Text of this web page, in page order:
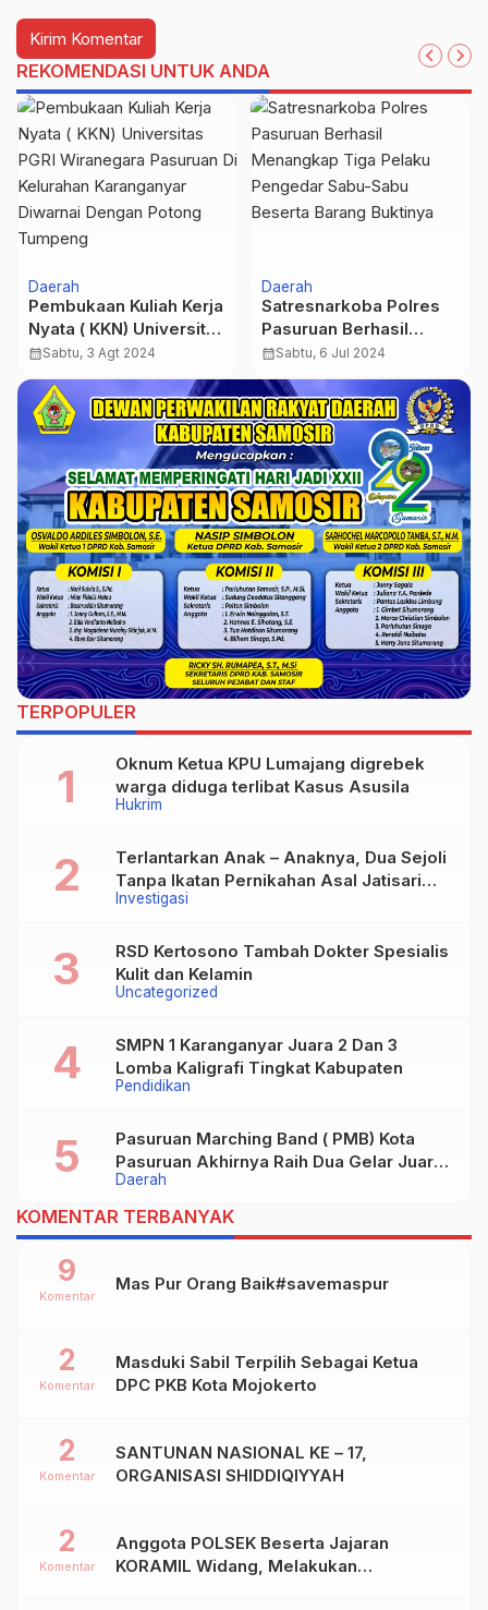
REKOMENDASI UNTUK ANDA
Daerah
Pembukaan Kuliah Kerja
Nyata ( KKN) Universitas
PGRI Wiranegara
Karanganyar Diwarnai
Dengan Potong
Tumpeng
calendar_monthSabtu, 3 Agt 2024
Daerah
Satresnarkoba Polres
Pasuruan Berhasil
Menangkap Tiga Pelaku
Beserta Barang
Buktinya
calendar_monthSabtu, 6 Jul 2024
TERPOPULER
Hukrim
Oknum Ketua KPU Lumajang digrebek
warga diduga terlibat Kasus Asusila
Investigasi
Terlantarkan Anak – Anaknya, Dua Sejoli
Tanpa Ikatan Pernikahan Asal Jatisari
Kecamatan Geger Madiun dan Maospati
Uncategorized
RSD Kertosono Tambah Dokter Spesialis
Kulit dan Kelamin
Pendidikan
SMPN 1 Karanganyar Juara 2 Dan 3
Lomba Kaligrafi Tingkat Kabupaten
Daerah
Pasuruan Marching Band ( PMB) Kota
Pasuruan Akhirnya Raih Dua Gelar Juara
Dalam Kejurprov Jatim 2024
KOMENTAR TERBANYAK
Mas Pur Orang Baik#savemaspur
9
Komentar
Masduki Sabil Terpilih Sebagai Ketua
DPC PKB Kota Mojokerto
2
Komentar
SANTUNAN NASIONAL KE – 17,
ORGANISASI SHIDDIQIYYAH
2
Komentar
Anggota POLSEK Beserta Jajaran
KORAMIL Widang, Melakukan
2
Komentar